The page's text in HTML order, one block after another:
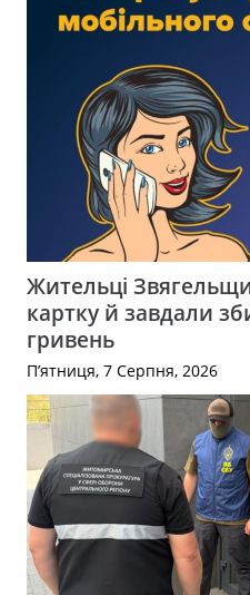
Жительці
картку й завдали
гривень
П’ятниця, 7 Серпня, 2026